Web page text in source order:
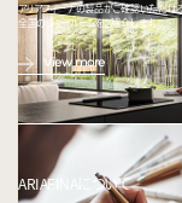
アリアフィーナの製品がご確認いただける
全国のショールームをご紹介します。
View more
ARIAFINAについて